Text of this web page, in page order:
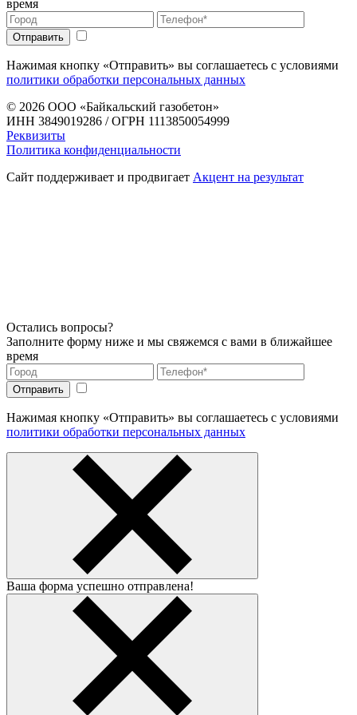
время
Нажимая кнопку «Отправить» вы соглашаетесь с условиями
политики обработки персональных данных
© 2026 ООО «Байкальский газобетон»
ИНН 3849019286 / ОГРН 1113850054999
Реквизиты
Политика конфиденциальности
Сайт поддерживает и продвигает Акцент на результат
Остались вопросы?
Заполните форму ниже и мы свяжемся с вами в ближайшее
время
Нажимая кнопку «Отправить» вы соглашаетесь с условиями
политики обработки персональных данных
Ваша форма успешно отправлена!